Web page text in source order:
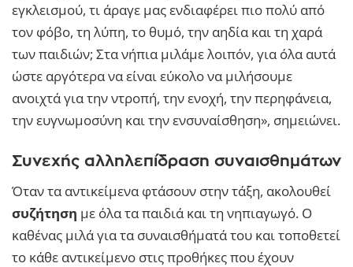
εγκλεισμού, τι άραγε μας ενδιαφέρει πιο πολύ από
τον φόβο, τη λύπη, το θυμό, την αηδία και τη χαρά
των παιδιών; Στα νήπια μιλάμε λοιπόν, για όλα αυτά
ώστε αργότερα να είναι εύκολο να μιλήσουμε
ανοιχτά για την ντροπή, την ενοχή, την περηφάνεια,
την ευγνωμοσύνη και την ενσυναίσθηση», σημειώνει.
Συνεχής αλληλεπίδραση συναισθημάτων
Όταν τα αντικείμενα φτάσουν στην τάξη, ακολουθεί
συζήτηση με όλα τα παιδιά και τη νηπιαγωγό. Ο
καθένας μιλά για τα συναισθήματά του και τοποθετεί
το κάθε αντικείμενο στις προθήκες που έχουν